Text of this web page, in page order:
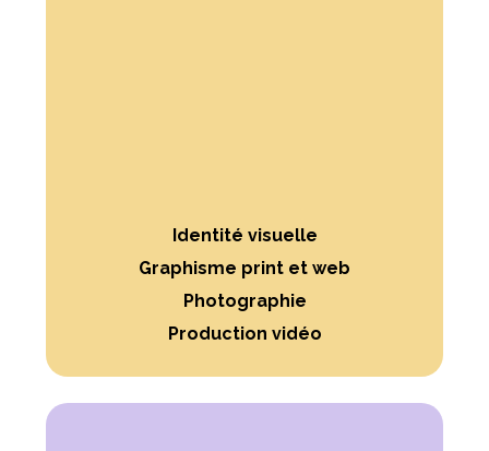
Identité visuelle
Graphisme print et web
Photographie
Production vidéo